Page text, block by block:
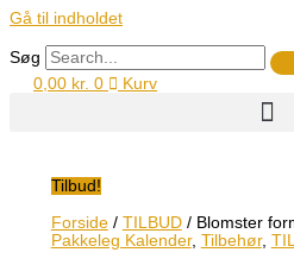
Gå til indholdet
Søg
0,00 kr. 0 Kurv
Tilbud!
Forside/ TILBUD/ Blomster
Pakkeleg Kalender, Tilbehør,